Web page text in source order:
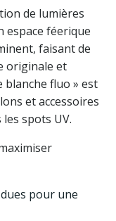
de lumières
espace féerique
faisant de
originale et
blanche fluo » est
et accessoires
spots UV.
pour une